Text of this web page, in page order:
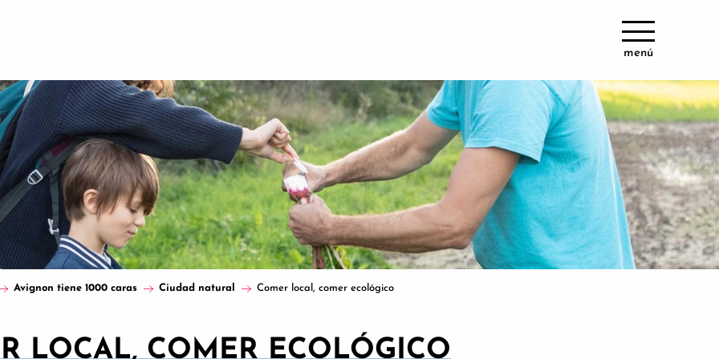
menú
Avignon tiene 1000 caras Ciudad natural Comer local, comer ecológico
LOCAL, COMER ECOLÓGICO